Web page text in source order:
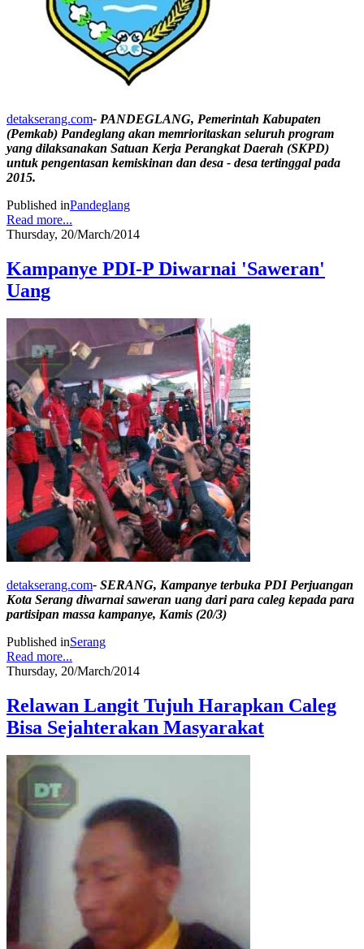
detakserang.com- PANDEGLANG, Pemerintah Kabupaten
(Pemkab) Pandeglang akan memrioritaskan seluruh program
yang dilaksanakan Satuan Kerja Perangkat Daerah (SKPD)
untuk pengentasan kemiskinan dan desa - desa tertinggal pada
2015.
Published inPandeglang
Read more...
Thursday, 20/March/2014
Kampanye PDI-P Diwarnai 'Saweran'
Uang
detakserang.com- SERANG, Kampanye terbuka PDI Perjuangan
Kota Serang diwarnai saweran uang dari para caleg kepada para
partisipan massa kampanye, Kamis (20/3)
Published inSerang
Read more...
Thursday, 20/March/2014
Relawan Langit Tujuh Harapkan Caleg
Bisa Sejahterakan Masyarakat